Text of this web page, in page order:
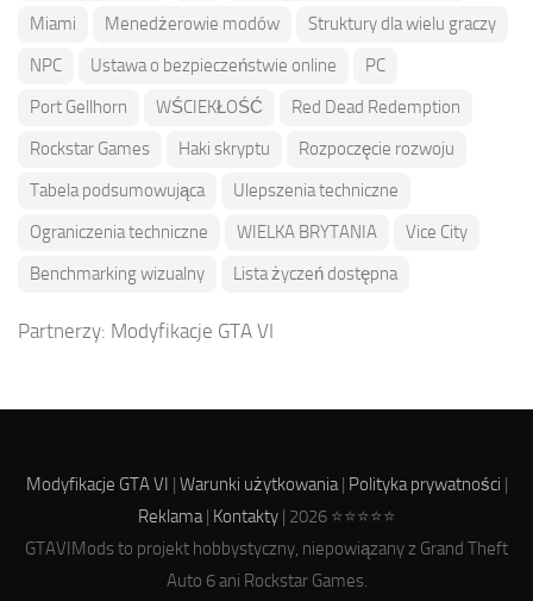
Miami
Menedżerowie modów
Struktury dla wielu graczy
NPC
Ustawa o bezpieczeństwie online
PC
Port Gellhorn
WŚCIEKŁOŚĆ
Red Dead Redemption
Rockstar Games
Haki skryptu
Rozpoczęcie rozwoju
Tabela podsumowująca
Ulepszenia techniczne
Ograniczenia techniczne
WIELKA BRYTANIA
Vice City
Benchmarking wizualny
Lista życzeń dostępna
Partnerzy: Modyfikacje GTA VI
Modyfikacje GTA VI | Warunki użytkowania| Polityka prywatności |
Reklama| Kontakty| 2026 ⭐⭐⭐⭐⭐
GTAVIMods to projekt hobbystyczny, niepowiązany z Grand Theft
Auto 6 ani Rockstar Games.